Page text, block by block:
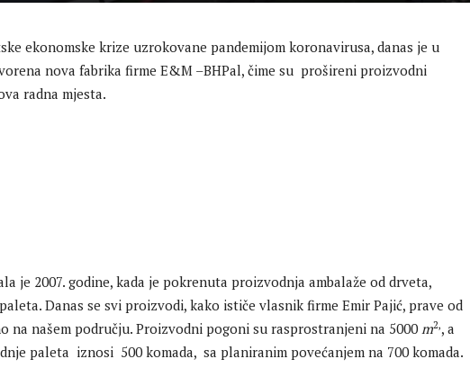
ekonomske krize uzrokovane pandemijom koronavirusa, danas je u
nova fabrika firme E&M –BHPal, čime su prošireni proizvodni
radna mjesta.
je 2007. godine, kada je pokrenuta proizvodnja ambalaže od drveta,
Danas se svi proizvodi, kako ističe vlasnik firme Emir Pajić, prave od
na našem području. Proizvodni pogoni su rasprostranjeni na 5000m2,, a
paleta iznosi 500 komada, sa planiranim povećanjem na 700 komada.